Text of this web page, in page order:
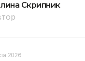
Скрипник
2026